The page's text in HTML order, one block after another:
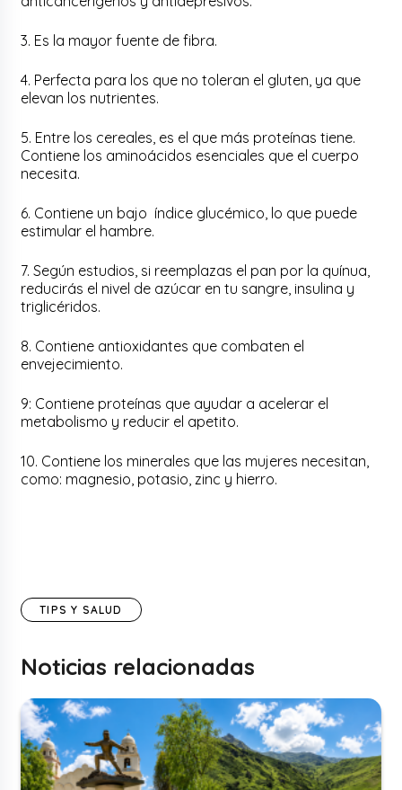
3. Es la mayor fuente de fibra.
4. Perfecta para los que no toleran el gluten, ya que
elevan los nutrientes.
5. Entre los cereales, es el que más proteínas tiene.
Contiene los aminoácidos esenciales que el cuerpo
necesita.
6. Contiene un bajo índice glucémico, lo que puede
estimular el hambre.
7. Según estudios, si reemplazas el pan por la quínua,
reducirás el nivel de azúcar en tu sangre, insulina y
triglicéridos.
8. Contiene antioxidantes que combaten el
envejecimiento.
9: Contiene proteínas que ayudar a acelerar el
metabolismo y reducir el apetito.
10. Contiene los minerales que las mujeres necesitan,
como: magnesio, potasio, zinc y hierro.
TIPS Y SALUD
Noticias relacionadas